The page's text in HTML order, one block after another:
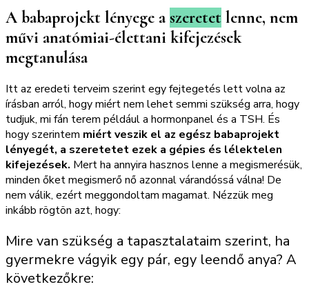
A babaprojekt lényege a szeretet lenne, nem
művi anatómiai-élettani kifejezések
megtanulása
Itt az eredeti terveim szerint egy fejtegetés lett volna az
írásban arról, hogy miért nem lehet semmi szükség arra, hogy
tudjuk, mi fán terem például a hormonpanel és a TSH. És
hogy szerintem miért veszik el az egész babaprojekt
lényegét, a szeretetet ezek a gépies és lélektelen
kifejezések. Mert ha annyira hasznos lenne a megismerésük,
minden őket megismerő nő azonnal várandóssá válna! De
nem válik, ezért meggondoltam magamat. Nézzük meg
inkább rögtön azt, hogy:
Mire van szükség a tapasztalataim szerint, ha
gyermekre vágyik egy pár, egy leendő anya? A
következőkre: